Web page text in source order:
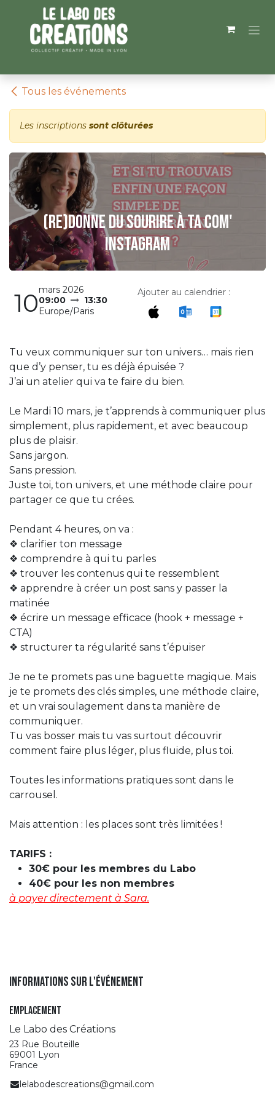
Se rendre au contenu
Tous les événements
Les inscriptions sont clôturées
(Re)donne du sourire à ta com'
Instagram
10mars 2026
09:00
13:30
Europe/Paris
Ajouter au calendrier :
Tu veux communiquer sur ton univers… mais rien
que d’y penser, tu es déjà épuisée ?
J’ai un atelier qui va te faire du bien.
Le Mardi 10 mars, je t’apprends à communiquer plus
simplement, plus rapidement, et avec beaucoup
plus de plaisir.
Sans jargon.
Sans pression.
Juste toi, ton univers, et une méthode claire pour
partager ce que tu crées.
Pendant 4 heures, on va :
❖ clarifier ton message
❖ comprendre à qui tu parles
❖ trouver les contenus qui te ressemblent
❖ apprendre à créer un post sans y passer la
matinée
❖ écrire un message efficace (hook + message +
CTA)
❖ structurer ta régularité sans t’épuiser
Je ne te promets pas une baguette magique. Mais
je te promets des clés simples, une méthode claire,
et un vrai soulagement dans ta manière de
communiquer.
Tu vas bosser mais tu vas surtout découvrir
comment faire plus léger, plus fluide, plus toi.
Toutes les informations pratiques sont dans le
carrousel.
Mais attention : les places sont très limitées !
TARIFS :
30€ pour les membres du Labo
40€ pour les non membres
à payer directement à Sara.
Informations sur l'événement
Emplacement
Le Labo des Créations
23 Rue Bouteille
69001 Lyon
France
lelabodescreations@gmail.com